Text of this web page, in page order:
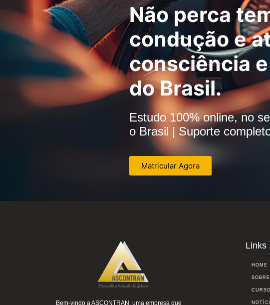
Não perca
condução e
consciência
do Brasil.
Estudo 100% online, no
o Brasil | Suporte
Matricular Agora
Bem-vindo a ASCONTRAN, uma empresa que
Links
HOME
SOBRE